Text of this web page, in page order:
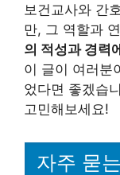
보건교사와 간
만, 그 역할과
의 적성과 경력
이 글이 여러분
었다면 좋겠습
고민해보세요!
자주 묻